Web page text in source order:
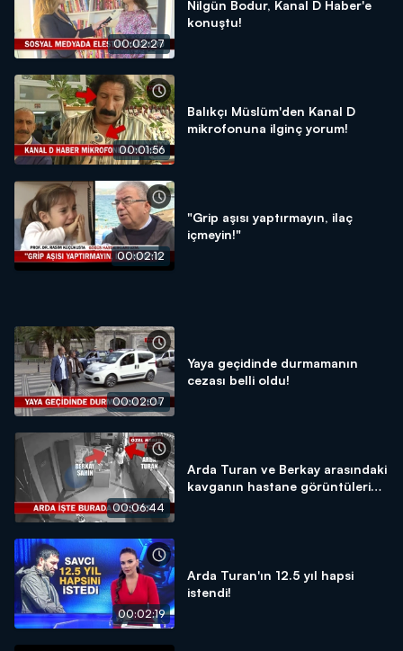
00:02:27
Nilgün Bodur, Kanal D Haber'e
konuştu!
00:01:56
Balıkçı Müslüm'den Kanal D
mikrofonuna ilginç yorum!
00:02:12
"Grip aşısı yaptırmayın, ilaç
içmeyin!"
00:02:07
Yaya geçidinde durmamanın
cezası belli oldu!
00:06:44
Arda Turan ve Berkay arasındaki
kavganın hastane görüntüleri
00:02:19
Arda Turan'ın 12.5 yıl hapsi
istendi!